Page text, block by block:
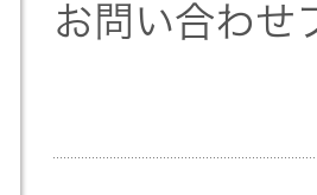
お問い合わせ